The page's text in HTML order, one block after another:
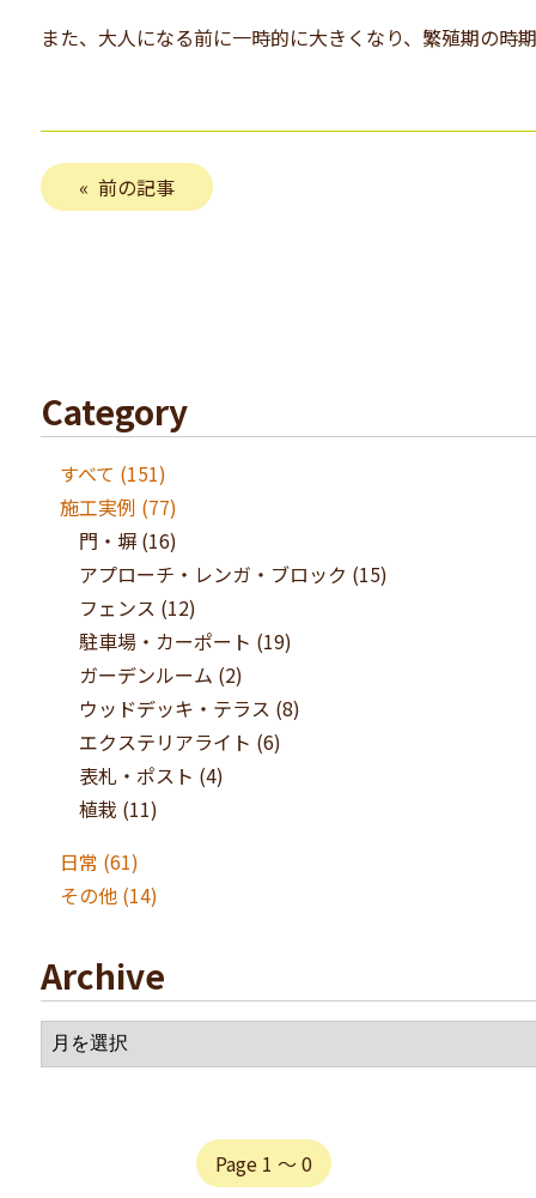
また、大人になる前に一時的に大きくなり、繁殖期の時
前の記事
Category
すべて (151)
施工実例 (77)
門・塀(16)
アプローチ・レンガ・ブロック (15)
フェンス (12)
駐車場・カーポート (19)
ガーデンルーム (2)
ウッドデッキ・テラス (8)
エクステリアライト (6)
表札・ポスト (4)
植栽 (11)
日常 (61)
その他(14)
Archive
Page 1 〜 0